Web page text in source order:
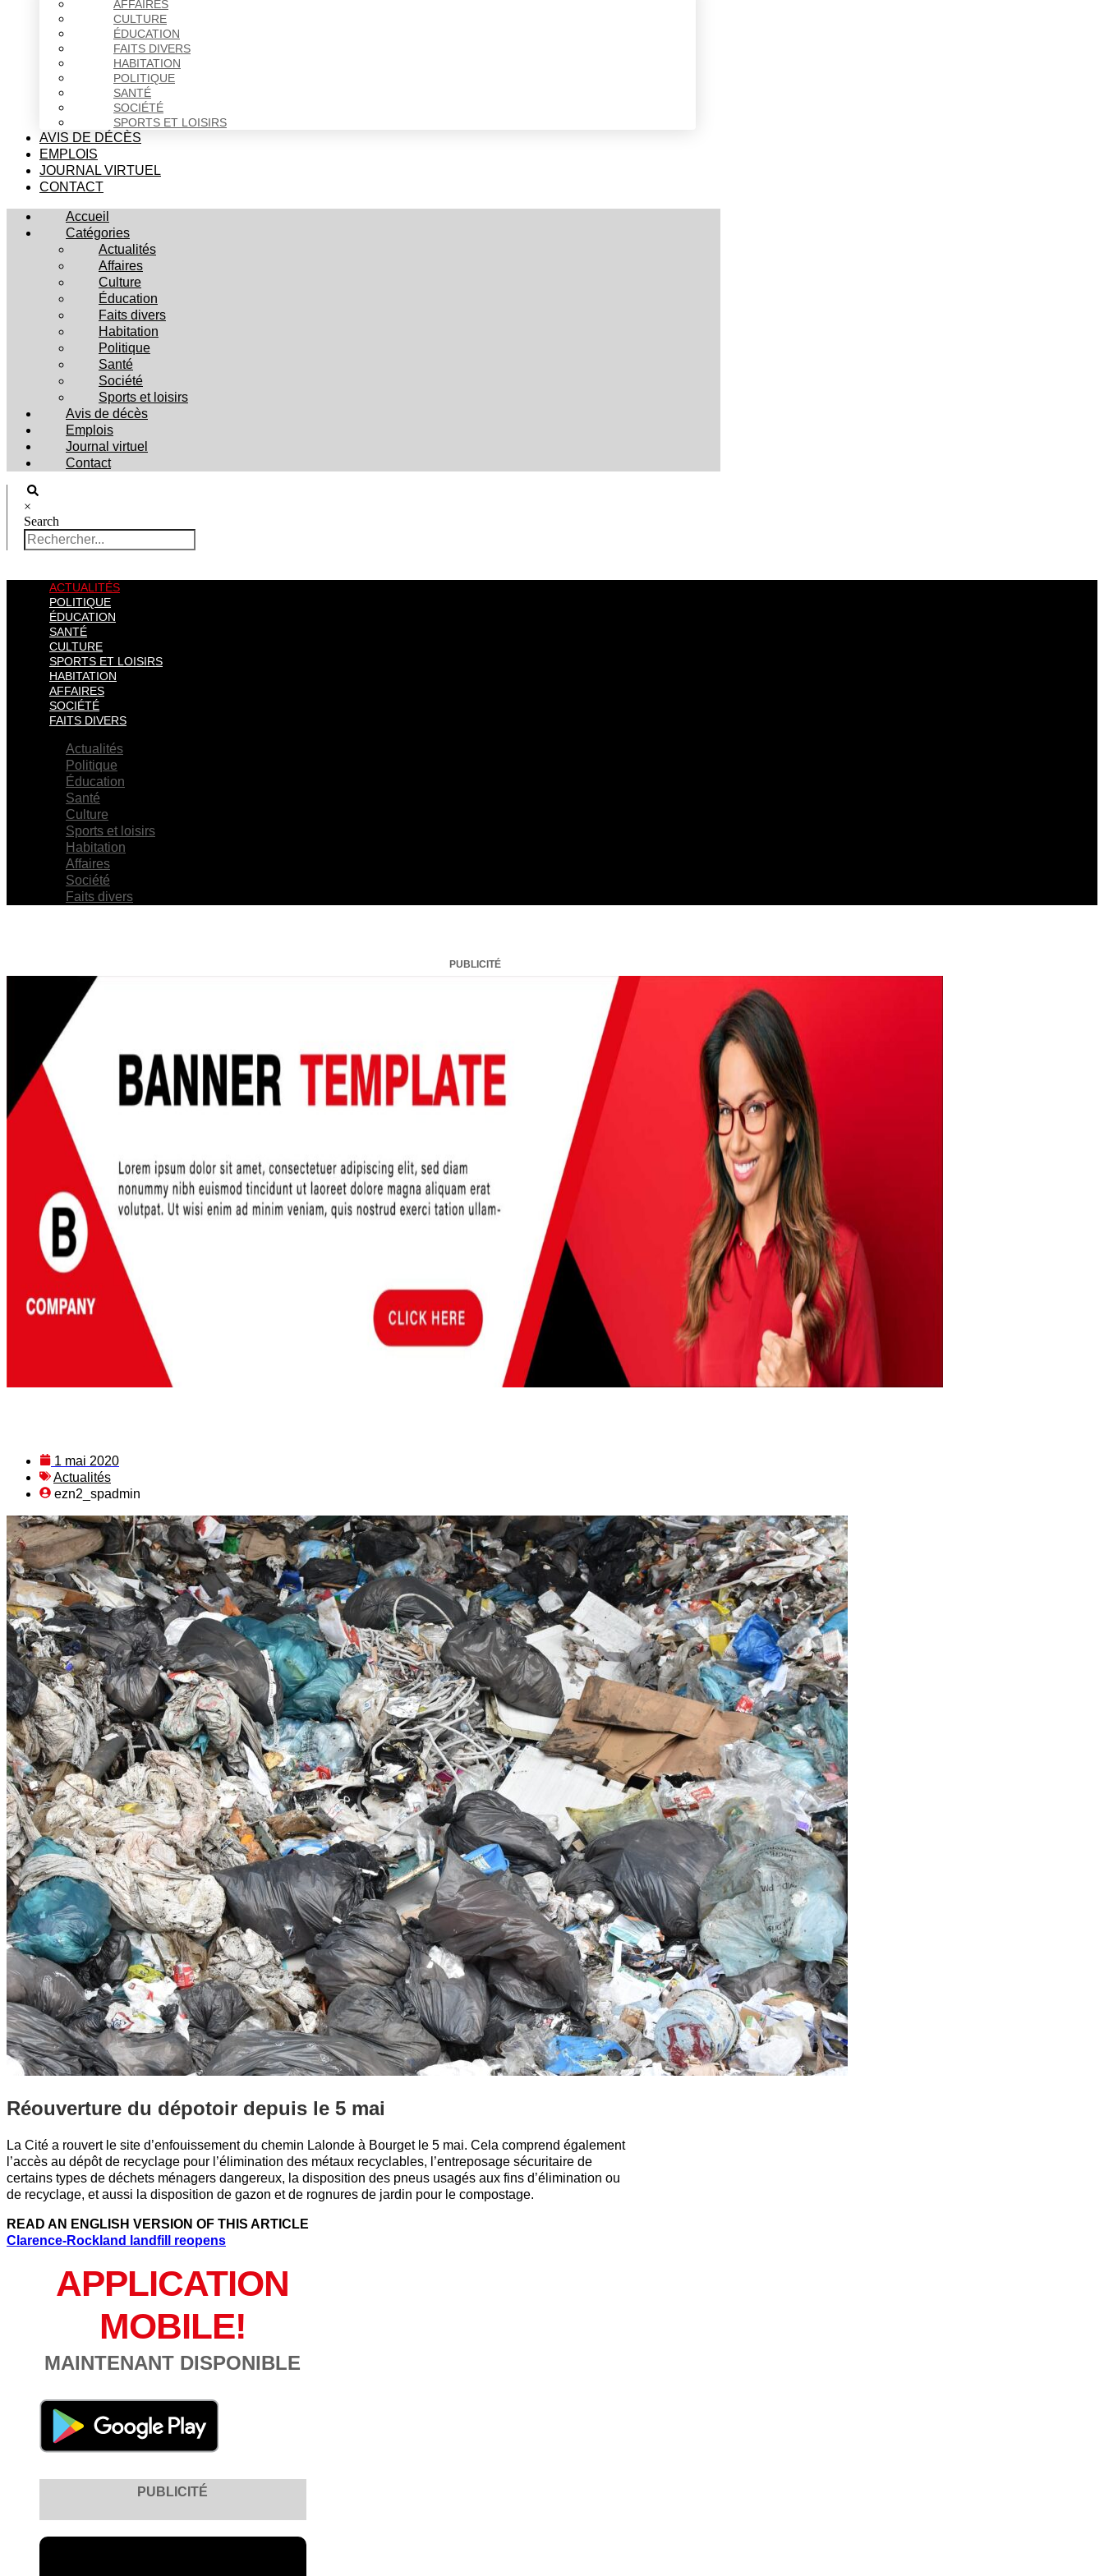
AFFAIRES
CULTURE
ÉDUCATION
FAITS DIVERS
HABITATION
POLITIQUE
SANTÉ
SOCIÉTÉ
SPORTS ET LOISIRS
AVIS DE DÉCÈS
EMPLOIS
JOURNAL VIRTUEL
CONTACT
Accueil
Catégories
Actualités
Affaires
Culture
Éducation
Faits divers
Habitation
Politique
Santé
Société
Sports et loisirs
Avis de décès
Emplois
Journal virtuel
Contact
×
Search
ACTUALITÉS
POLITIQUE
ÉDUCATION
SANTÉ
CULTURE
SPORTS ET LOISIRS
HABITATION
AFFAIRES
SOCIÉTÉ
FAITS DIVERS
Actualités
Politique
Éducation
Santé
Culture
Sports et loisirs
Habitation
Affaires
Société
Faits divers
PUBLICITÉ
1 mai 2020
Actualités
ezn2_spadmin
Réouverture du dépotoir depuis le 5 mai
La Cité a rouvert le site d’enfouissement du chemin Lalonde à Bourget le 5 mai. Cela comprend également
l’accès au dépôt de recyclage pour l’élimination des métaux recyclables, l’entreposage sécuritaire de
certains types de déchets ménagers dangereux, la disposition des pneus usagés aux fins d’élimination ou
de recyclage, et aussi la disposition de gazon et de rognures de jardin pour le compostage.
READ AN ENGLISH VERSION OF THIS ARTICLE
Clarence-Rockland landfill reopens
APPLICATION
MOBILE!
MAINTENANT DISPONIBLE
PUBLICITÉ